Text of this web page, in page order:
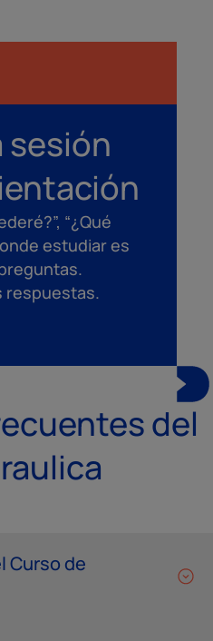
sesión
“¿Qué
estudiar es
respuestas.
del
Curso de